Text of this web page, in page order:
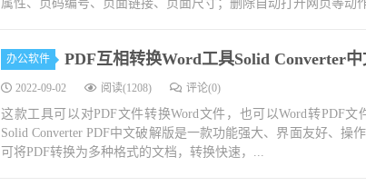
属性、页码编号、页面链接、页面尺寸；删除自动打开网页等动
办公软件 PDF互相转换Word工具Solid Converter
2022-09-02 阅读(1208) 评论(0)
这款工具可以对PDF文件转换Word文件，也可以Word转PDF文
Solid Converter PDF中文破解版是一款功能强大、界面友好、操
可将PDF转换为多种格式的文档，转换快速，...